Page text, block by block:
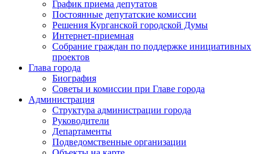
График приема депутатов
Постоянные депутатские комиссии
Решения Курганской городской Думы
Интернет-приемная
Собрание граждан по поддержке инициативных
проектов
Глава города
Биография
Советы и комиссии при Главе города
Администрация
Структура администрации города
Руководители
Департаменты
Подведомственные организации